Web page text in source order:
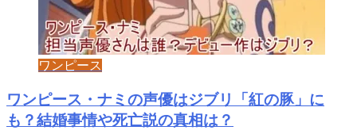
ワンピース
ワンピース・ナミの声優はジブリ「紅の豚」に
も？結婚事情や死亡説の真相は？